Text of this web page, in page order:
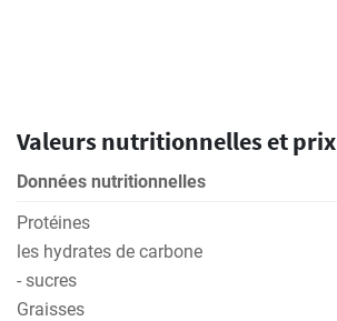
Valeurs nutritionnelles et prix
Données nutritionnelles
Protéines
les hydrates de carbone
- sucres
Graisses